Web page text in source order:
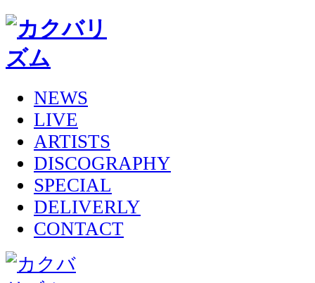
NEWS
LIVE
ARTISTS
DISCOGRAPHY
SPECIAL
DELIVERLY
CONTACT